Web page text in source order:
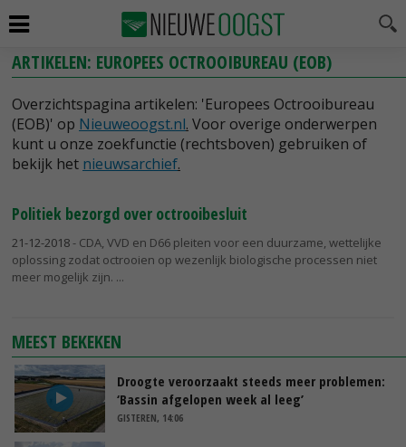
ARTIKELEN: EUROPEES OCTROOIBUREAU (EOB)
Overzichtspagina artikelen: 'Europees Octrooibureau
(EOB)' op Nieuweoogst.nl. Voor overige onderwerpen
kunt u onze zoekfunctie (rechtsboven) gebruiken of
bekijk het nieuwsarchief.
Politiek bezorgd over octrooibesluit
21-12-2018- CDA, VVD en D66 pleiten voor een duurzame, wettelijke
oplossing zodat octrooien op wezenlijk biologische processen niet
meer mogelijk zijn.
MEEST BEKEKEN
Droogte veroorzaakt steeds meer problemen:
‘Bassin afgelopen week al leeg’
GISTEREN, 14:06